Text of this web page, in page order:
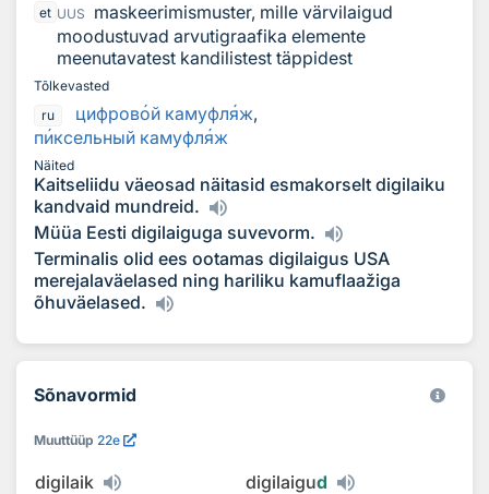
et UUS
maskeerimismuster, mille värvilaigud
moodustuvad arvutigraafika elemente
meenutavatest kandilistest täppidest
Tõlkevasted
ru
цифровой камуфляж,
пиксельный камуфляж
Näited
Kaitseliidu väeosad näitasid esmakorselt digilaiku
kandvaid mundreid.
Müüa Eesti digilaiguga suvevorm.
Terminalis olid ees ootamas digilaigus USA
merejalaväelased ning hariliku kamuflaažiga
õhuväelased.
Sõnavormid
Muuttüüp 22e
digilaik digilaigud